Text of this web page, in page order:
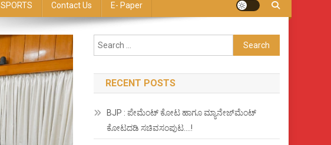
SPORTS Contact Us E- Paper
Search
for:
RECENT POSTS
BJP : ಪೇಮೆಂಟ್ ಕೋಟ ಹಾಗೂ ಮ್ಯಾನೇಜ್‍ಮೆಂಟ್
ಕೋಟದಡಿ ಸಚಿವಸಂಪುಟ….!